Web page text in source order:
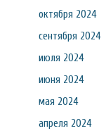
октября 2024
сентября 2024
июля 2024
июня 2024
мая 2024
апреля 2024